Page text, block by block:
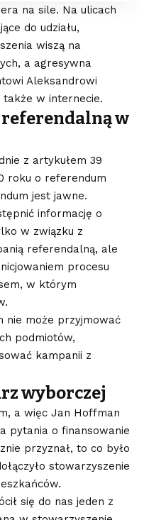
na sile. Na ulicach
do udziału,
wiszą na
a agresywna
Aleksandrowi
także w internecie.
w
z artykułem 39
roku o referendum
jest jawne.
informację o
w związku z
referendalną, ale
procesu
w którym
nie może przyjmować
podmiotów,
kampanii z
wyborczej
a więc Jan Hoffman
pytania o finansowanie
przyznał, to co było
stowarzyszenie
się do nas jeden z